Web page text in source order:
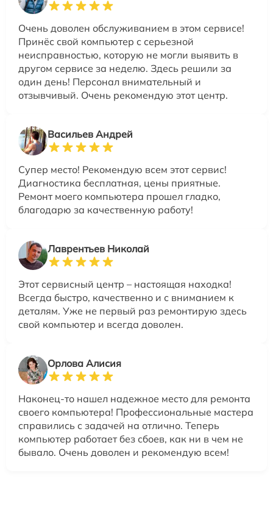
Очень доволен обслуживанием в этом сервисе!
Принёс свой компьютер с серьезной
неисправностью, которую не могли выявить в
другом сервисе за неделю. Здесь решили за
один день! Персонал внимательный и
отзывчивый. Очень рекомендую этот центр.
Васильев Андрей
Супер место! Рекомендую всем этот сервис!
Диагностика бесплатная, цены приятные.
Ремонт моего компьютера прошел гладко,
благодарю за качественную работу!
Лаврентьев Николай
Этот сервисный центр – настоящая находка!
Всегда быстро, качественно и с вниманием к
деталям. Уже не первый раз ремонтирую здесь
свой компьютер и всегда доволен.
Орлова Алисия
Наконец-то нашел надежное место для ремонта
своего компьютера! Профессиональные мастера
справились с задачей на отлично. Теперь
компьютер работает без сбоев, как ни в чем не
бывало. Очень доволен и рекомендую всем!